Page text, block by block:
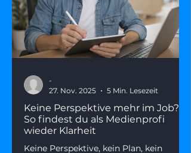
Keine Perspektive mehr im Job?
So findest du als Medienprofi
wieder Klarheit
Keine Perspektive, kein Plan, kein
-
27. Nov. 2025
5 Min. Lesezeit